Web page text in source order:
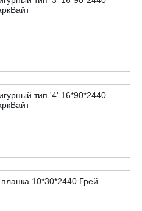
тип '4' 16*90*2440
10*30*2440 Грей